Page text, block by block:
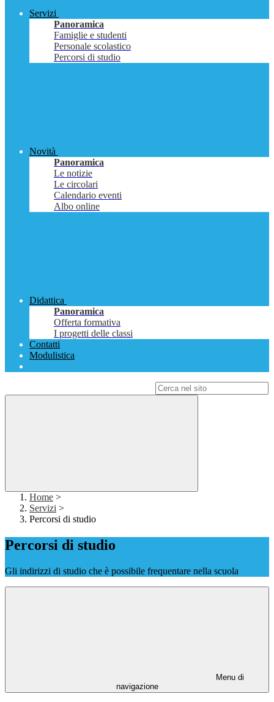
Servizi
Panoramica
Famiglie e studenti
Personale scolastico
Percorsi di studio
Novità
Panoramica
Le notizie
Le circolari
Calendario eventi
Albo online
Didattica
Panoramica
Offerta formativa
I progetti delle classi
Contatti
Modulistica
Home >
Servizi >
Percorsi di studio
Percorsi di studio
Gli indirizzi di studio che è possibile frequentare nella scuola
Menu di
navigazione